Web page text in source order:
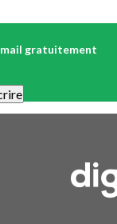
gratuitement